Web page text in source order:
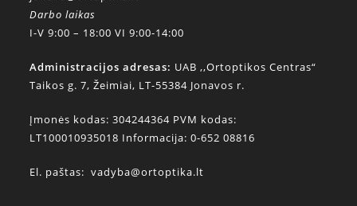
Darbo laikas
I-V 9:00 – 18:00 VI 9:00-14:00
Administracijos adresas: UAB ,,Ortoptikos Centras“
Taikos g. 7, Žeimiai, LT-55384 Jonavos r.
Įmonės kodas: 304244364 PVM kodas:
LT100010935018 Informacija: 0-652 08816
El. paštas:vadyba@ortoptika.lt